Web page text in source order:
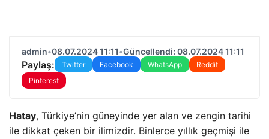
admin•08.07.2024 11:11•Güncellendi: 08.07.2024 11:11
Paylaş: Twitter Facebook WhatsApp
Reddit
Pinterest
Hatay, Türkiye’nin güneyinde yer alan ve zengin tarihi
ile dikkat çeken bir ilimizdir. Binlerce yıllık geçmişi ile